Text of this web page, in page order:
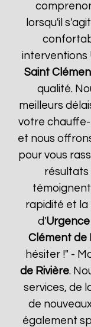
lorsqu'il
interventions
Saint
qualité.
meilleurs
votre
et nous
pour vous
résultats
rapidité et la
d'
Clément de
hésiter !" -
de Rivière.
services, de
de
également